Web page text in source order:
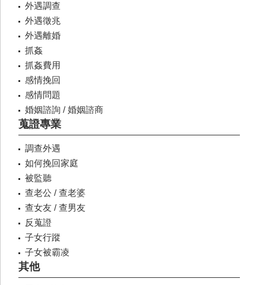
外遇調查
外遇徵兆
外遇離婚
抓姦
抓姦費用
感情挽回
感情問題
婚姻諮詢 / 婚姻諮商
蒐證專業
調查外遇
如何挽回家庭
被監聽
查老公 / 查老婆
查女友 / 查男友
反蒐證
子女行蹤
子女被霸凌
其他